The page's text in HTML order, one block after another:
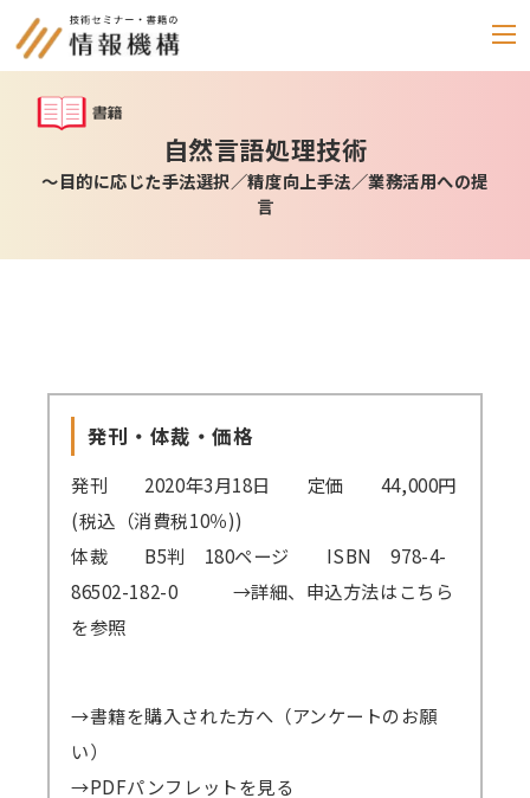
「化学物質管理」
セミナーアーカイブ
動画配信・DVD
カテゴリー別
講師派遣
FAQ/問い合わせ先
お申し込み・振込要領
自然言語処理技術
～目的に応じた手法選択／精度向上手法／業務活用への提
言
発刊・体裁・価格
発刊 2020年3月18日 定価 44,000円
(税込（消費税10％))
体裁 B5判 180ページ ISBN 978-4-
86502-182-0 →詳細、申込方法はこちら
を参照
→書籍を購入された方へ（アンケートのお願
い）
→PDFパンフレットを見る